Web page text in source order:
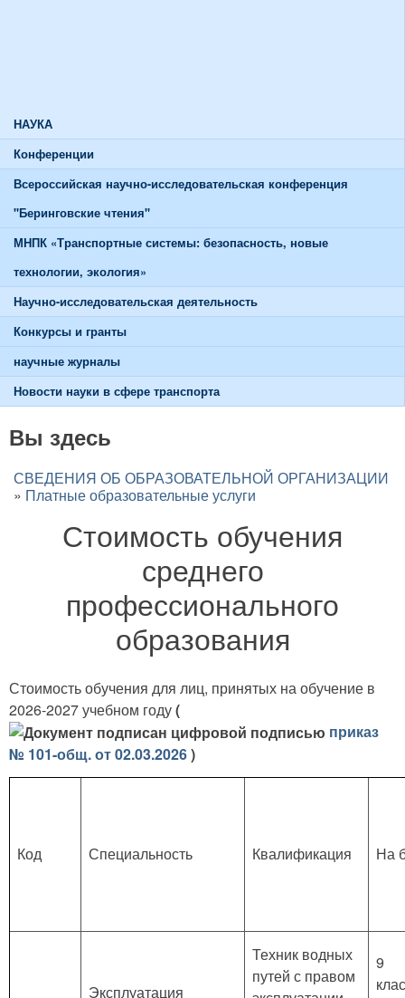
НАУКА
Конференции
Всероссийская научно-исследовательская конференция
"Беринговские чтения"
МНПК «Транспортные системы: безопасность, новые
технологии, экология»
Научно-исследовательская деятельность
Конкурсы и гранты
научные журналы
Новости науки в сфере транспорта
Вы здесь
СВЕДЕНИЯ ОБ ОБРАЗОВАТЕЛЬНОЙ ОРГАНИЗАЦИИ
» Платные образовательные услуги
Стоимость обучения
среднего
профессионального
образования
Стоимость обучения для лиц, принятых на обучение в
2026-2027 учебном году(
приказ
№ 101-общ. от 02.03.2026)
Код Специальность Квалификация На
Эксплуатация
Техник водных
путей с правом
9